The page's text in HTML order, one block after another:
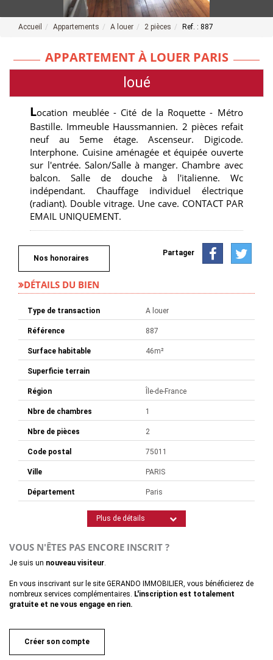
Accueil Appartements A louer 2 pièces Ref. : 887
APPARTEMENT À LOUER PARIS
loué
Location meublée - Cité de la Roquette - Métro
Bastille. Immeuble Haussmannien. 2 pièces refait
neuf au 5eme étage. Ascenseur. Digicode.
Interphone. Cuisine aménagée et équipée ouverte
sur l'entrée. Salon/Salle à manger. Chambre avec
balcon. Salle de douche à l'italienne. Wc
indépendant. Chauffage individuel électrique
(radiant). Double vitrage. Une cave. CONTACT PAR
EMAIL UNIQUEMENT.
Nos honoraires
Partager
DÉTAILS DU BIEN
Type de transaction A louer
Référence 887
Surface habitable 46m²
Superficie terrain
Région Île-de-France
Nbre de chambres 1
Nbre de pièces 2
Code postal 75011
Ville PARIS
Département Paris
Plus de détails
VOUS N'ÊTES PAS ENCORE INSCRIT ?
Je suis un nouveau visiteur.
En vous inscrivant sur le site GERANDO IMMOBILIER, vous bénéficierez de
nombreux services complémentaires. L'inscription est totalement
gratuite et ne vous engage en rien.
Créer son compte